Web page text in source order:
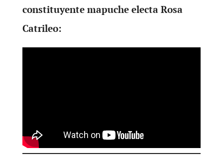
constituyente mapuche electa Rosa
Catrileo: